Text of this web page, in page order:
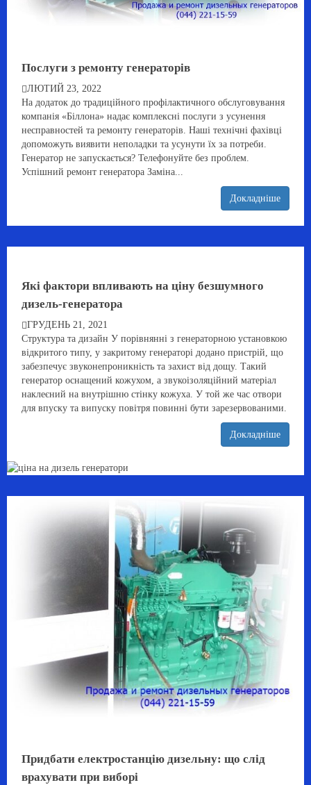
Послуги з ремонту генераторів
ЛЮТИЙ 23, 2022
На додаток до традиційного профілактичного обслуговування
компанія «Біллона» надає комплексні послуги з усунення
несправностей та ремонту генераторів. Наші технічні фахівці
допоможуть виявити неполадки та усунути їх за потреби.
Генератор не запускається? Телефонуйте без проблем.
Успішний ремонт генератора Заміна...
Докладніше
Які фактори впливають на ціну безшумного
дизель-генератора
ГРУДЕНЬ 21, 2021
Структура та дизайн У порівнянні з генераторною установкою
відкритого типу, у закритому генераторі додано пристрій, що
забезпечує звуконепроникність та захист від дощу. Такий
генератор оснащений кожухом, а звукоізоляційний матеріал
наклеєний на внутрішню стінку кожуха. У той же час отвори
для впуску та випуску повітря повинні бути зарезервованими.
Докладніше
Придбати електростанцію дизельну: що слід
врахувати при виборі